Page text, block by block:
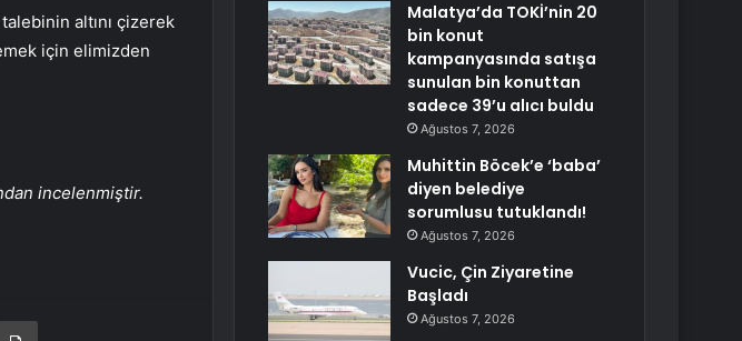
altını çizerek
için elimizden
incelenmiştir.
ile paylaş Yazdır
Malatya’da TOKİ’nin 20
bin konut
kampanyasında satışa
sunulan bin konuttan
sadece 39’u alıcı buldu
Ağustos 7, 2026
Muhittin Böcek’e ‘baba’
diyen belediye
sorumlusu tutuklandı!
Ağustos 7, 2026
Vucic, Çin Ziyaretine
Başladı
Ağustos 7, 2026